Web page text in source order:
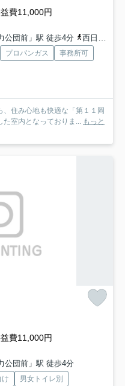
費11,000円
公団前」駅 徒歩4分
西日本鉄道（バス）「徳力団地口」バス停下車 徒歩1分
プロパンガス
事務所可
住み心地も快適な「第１１岡
た室内となっておりま... もっと
費11,000円
公団前」駅 徒歩4分
け
男女トイレ別